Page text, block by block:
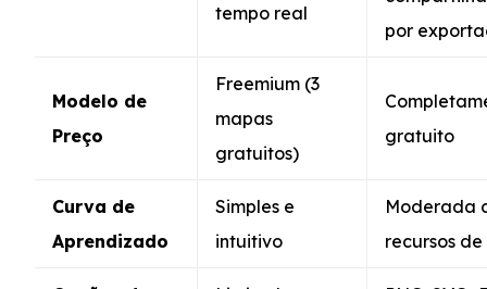
tempo real
por
Modelo de
Preço
Freemium (3
mapas
gratuitos)
gratuito
Curva de
Aprendizado
Simples e
intuitivo
Moderada
recursos